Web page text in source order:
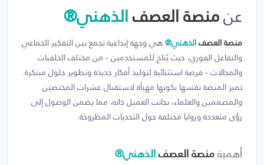
عنمنصة العصفالذهني®
منصة العصفالذهني®هي وجهة إبداعية تجمع بين التفكير الجماعي
والتفاعل الفوري، حيث يُتاح للمستخدمين - من مختلف الخلفيات
والمجالات - فرصة استثنائية لتوليد أفكار جديدة وتطوير حلول مبتكرة.
تميز المنصة نفسها بكونها مهيأة لاستقبال عشرات المختصين
والمصممين والعلماء، بجانب العميل ذاته، مما يضمن الوصول إلى
رؤى متعددة وزوايا مختلفة حول التحديات المطروحة.
أهميةمنصة العصفالذهني®